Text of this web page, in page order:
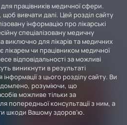
працівників медичної сфери.
вивчати далі. Цей розділ сайту
інформацію про лікарські
спеціалізовану медичну
виключно для лікарів та медичних
лікарем чи працівником медичної
відповідальності за можливі
виникнути в результаті
з цього розділу сайту. Ви
розуміючи, що
можливе тільки за
попередньої консультації з ним, а
шкоди Вашому здоров’ю.